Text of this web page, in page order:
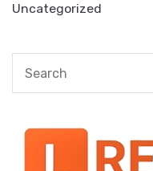
Uncategorized